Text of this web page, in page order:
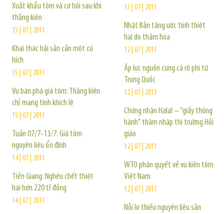
Xuất khẩu tôm và cơ hội sau khi
thắng kiện
15 | 07 | 2011
Khai thác hải sản cần một cú
hích
15 | 07 | 2011
Vụ bán phá giá tôm: Thắng kiện
chỉ mang tính khích lệ
15 | 07 | 2011
Tuần 07/7-13/7: Giá tôm
nguyên liệu ổn định
14 | 07 | 2011
Tiền Giang: Nghêu chết thiệt
hại hơn 220 tỉ đồng
14 | 07 | 2011
13 | 07 | 2011
Nhật Bản tăng ước tính thiệt
hại do thảm hoạ
12 | 07 | 2011
Áp lực nguồn cung cá rô phi từ
Trung Quốc
12 | 07 | 2011
Chứng nhận Halal – “giấy thông
hành” thâm nhập thị trường Hồi
giáo
12 | 07 | 2011
WTO phán quyết về vụ kiện tôm
Việt Nam
12 | 07 | 2011
Nỗi lo thiếu nguyên liệu sản